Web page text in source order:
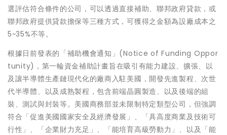
選評估符合條件的公司，可以透過直接補助、聯邦政府貸款，或
聯邦政府提供貸款擔保等三種方式，可獲得之金額為設廠成本之
5~35%不等。
根據日前發表的「補助機會通知」(Notice of Funding Oppor
tunity)，第一輪資金補助計畫旨在吸引有能力建設、擴張、以
及讓半導體生產鏈現代化的廠商入駐美國，開發先進製程、次世
代半導體、以及成熟製程，包含前端晶圓製造、以及後端的組
裝、測試與封裝等。美國商務部並未限制特定類型公司，但強調
符合「促進美國國家安全及經濟發展」、「具高度商業及技術可
行性」、「企業財力充足」、「能培育高級勞動力」、以及「能